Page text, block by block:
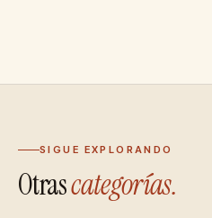
SIGUE EXPLORANDO
Otrascategorías.